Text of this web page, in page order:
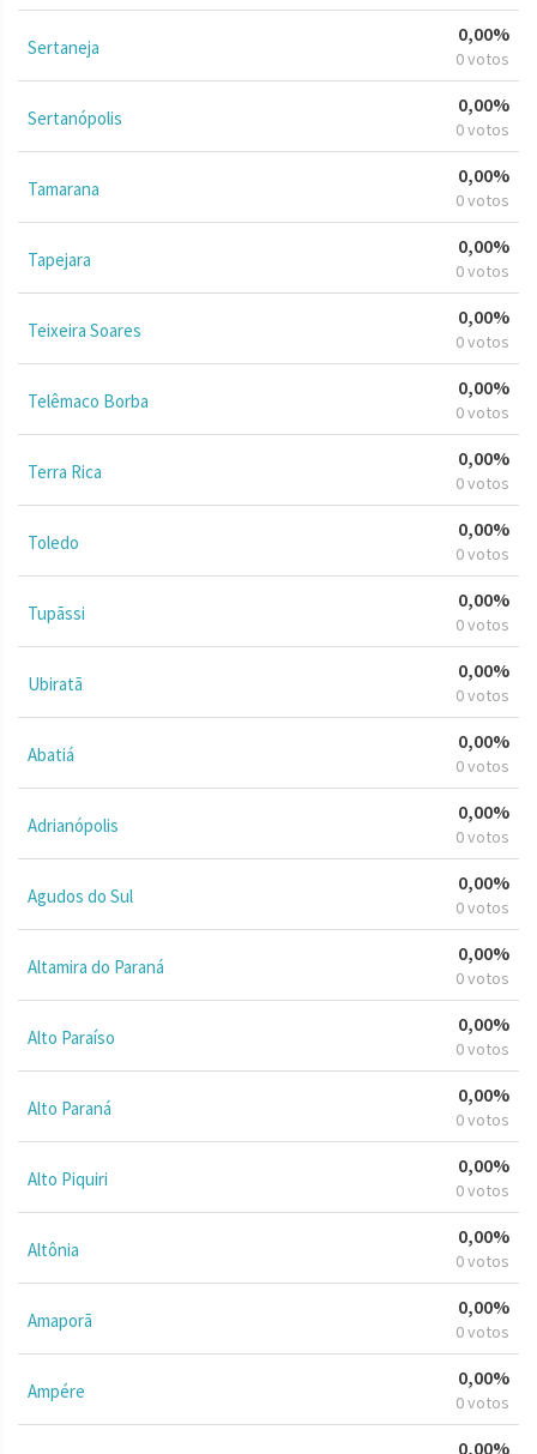
Sertaneja
0,00%
0 votos
Sertanópolis
0,00%
0 votos
Tamarana
0,00%
0 votos
Tapejara
0,00%
0 votos
Teixeira Soares
0,00%
0 votos
Telêmaco Borba
0,00%
0 votos
Terra Rica
0,00%
0 votos
Toledo
0,00%
0 votos
Tupãssi
0,00%
0 votos
Ubiratã
0,00%
0 votos
Abatiá
0,00%
0 votos
Adrianópolis
0,00%
0 votos
Agudos do Sul
0,00%
0 votos
Altamira do Paraná
0,00%
0 votos
Alto Paraíso
0,00%
0 votos
Alto Paraná
0,00%
0 votos
Alto Piquiri
0,00%
0 votos
Altônia
0,00%
0 votos
Amaporã
0,00%
0 votos
Ampére
0,00%
0 votos
0,00%